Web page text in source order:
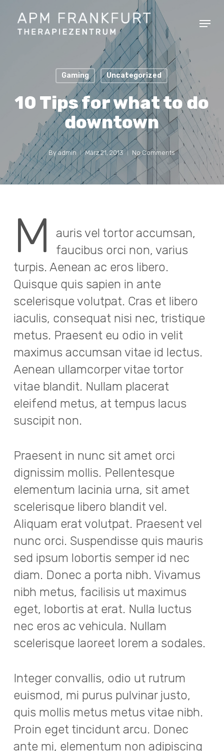
Menu
Gaming Uncategorized
10 Tips for what to do
downtown
By admin März 21, 2013 No Comments
M
auris vel tortor accumsan,
faucibus orci non, varius
turpis. Aenean ac eros libero.
Quisque quis sapien in ante
scelerisque volutpat. Cras et libero
iaculis, consequat nisi nec, tristique
metus. Praesent eu odio in velit
maximus accumsan vitae id lectus.
Aenean ullamcorper vitae tortor
vitae blandit. Nullam placerat
eleifend metus, at tempus lacus
suscipit non.
Praesent in nunc sit amet orci
dignissim mollis. Pellentesque
elementum lacinia urna, sit amet
scelerisque libero blandit vel.
Aliquam erat volutpat. Praesent vel
nunc orci. Suspendisse quis mauris
sed ipsum lobortis semper id nec
diam. Donec a porta nibh. Vivamus
nibh metus, facilisis ut maximus
eget, lobortis at erat. Nulla luctus
nec eros ac vehicula. Nullam
scelerisque laoreet lorem a sodales.
Integer convallis, odio ut rutrum
euismod, mi purus pulvinar justo,
quis mollis metus metus vitae nibh.
Proin eget tincidunt arcu. Donec
ante mi, elementum non adipiscing